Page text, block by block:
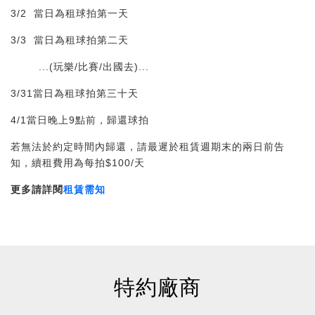
3/2 當日為租球拍第一天
3/3 當日為租球拍第二天
...(玩樂/比賽/出國去)...
3/31當日為租球拍第三十天
4/1當日晚上9點前，歸還球拍
若無法於約定時間內歸還，請最遲於租賃週期末的兩日前告
知，續租費用為每拍$100/天
更多請詳閱租賃需知
特約廠商